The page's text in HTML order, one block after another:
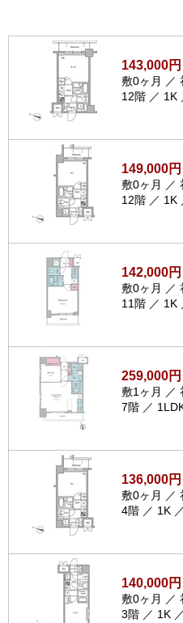
143,000円
敷0ヶ月 ／
12階 ／ 1K
149,000円
敷0ヶ月 ／
12階 ／ 1K
142,000円
敷0ヶ月 ／
11階 ／ 1K
259,000円
敷1ヶ月 ／
7階 ／
136,000円
敷0ヶ月 ／
4階 ／ 1K
140,000円
敷0ヶ月 ／
3階 ／ 1K